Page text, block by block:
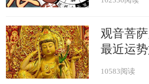
数字，再加上另外的环境
之类的，自然会让十四楼
十分有价值。
观音菩
最近运
10583阅读